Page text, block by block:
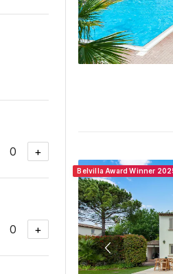
0 +
0 +
Belvilla Award Winner